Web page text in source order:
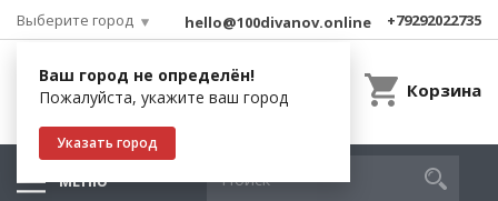
Выберите город
Ваш город не определён!
Пожалуйста, укажите ваш город
Указать город
hello@100divanov.online +79292022735
Корзина
МЕНЮ